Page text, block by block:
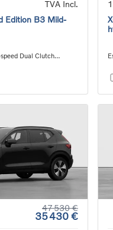
TVA Incl.
Edition B3 Mild-
Dual Clutch
47 530 €
35 430 €